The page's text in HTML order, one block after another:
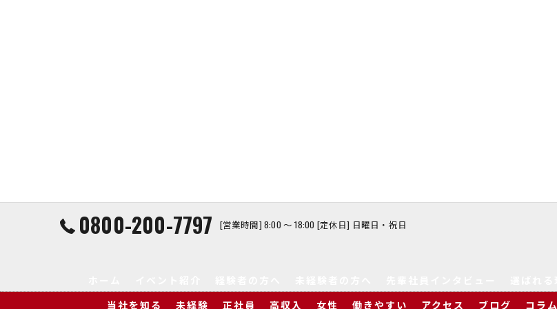
0800-200-7797 [営業時間] 8:00 ～ 18:00 [定休日] 日曜日・祝日
当社を知る
未経験 正社員 高収入 女性 働きやすい アクセス ブログ コラム